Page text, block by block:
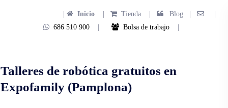
Inicio Tienda Blog |
686 510 900
Bolsa de trabajo
Talleres de robótica gratuitos en
Expofamily (Pamplona)